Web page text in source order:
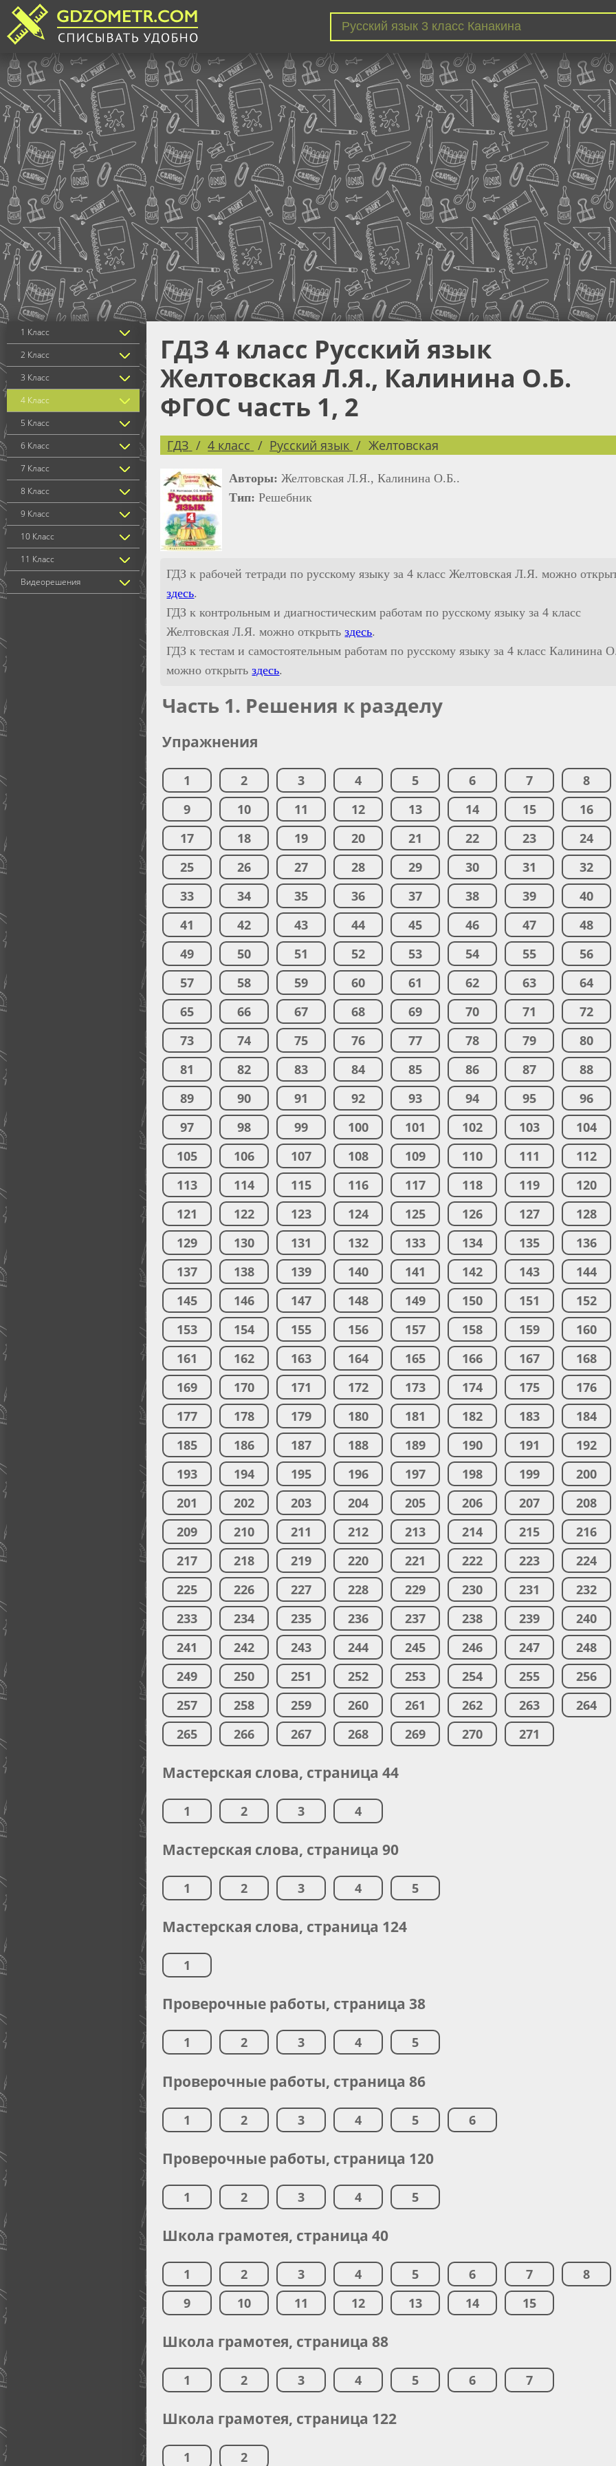
1 Класс
2 Класс
3 Класс
4 Класс
5 Класс
6 Класс
7 Класс
8 Класс
9 Класс
10 Класс
11 Класс
Видеорешения
ГДЗ 4 класс Русский язык
Желтовская Л.Я., Калинина О.Б.
ФГОС часть 1, 2
ГДЗ 4 класс Русский язык Желтовская
Авторы:Желтовская Л.Я., Калинина О.Б..
Тип: Решебник
ГДЗ к рабочей тетради по русскому языку за 4 класс Желтовская Л.Я. можно
здесь.
ГДЗ к контрольным и диагностическим работам по русскому языку за 4 класс
Желтовская Л.Я. можно открытьздесь.
ГДЗ к тестам и самостоятельным работам по русскому языку за 4 класс Калинина
можно открытьздесь.
Часть 1. Решения к разделу
Упражнения
1 2 3 4 5 6 7
8
9
10 11 12 13 14 15
16
17
18 19 20 21 22 23
24
25
26 27 28 29 30 31
32
33
34 35 36 37 38 39
40
41
42 43 44 45 46 47
48
49
50 51 52 53 54 55
56
57
58 59 60 61 62 63
64
65
66 67 68 69 70 71
72
73
74 75 76 77 78 79
80
81
82 83 84 85 86 87
88
89
90 91 92 93 94 95
96
97
98 99 100 101 102 103
104
105
106 107 108 109 110 111
112
113
114 115 116 117 118 119
120
121
122 123 124 125 126 127
128
129
130 131 132 133 134 135
136
137
138 139 140 141 142 143
144
145
146 147 148 149 150 151
152
153
154 155 156 157 158 159
160
161
162 163 164 165 166 167
168
169
170 171 172 173 174 175
176
177
178 179 180 181 182 183
184
185
186 187 188 189 190 191
192
193
194 195 196 197 198 199
200
201
202 203 204 205 206 207
208
209
210 211 212 213 214 215
216
217
218 219 220 221 222 223
224
225
226 227 228 229 230 231
232
233
234 235 236 237 238 239
240
241
242 243 244 245 246 247
248
249
250 251 252 253 254 255
256
257
258 259 260 261 262 263
264
265
266 267 268 269 270 271
Мастерская слова, страница 44
1 2 3 4
Мастерская слова, страница 90
1 2 3 4 5
Мастерская слова, страница 124
1
Проверочные работы, страница 38
1 2 3 4 5
Проверочные работы, страница 86
1 2 3 4 5 6
Проверочные работы, страница 120
1 2 3 4 5
Школа грамотея, страница 40
1 2 3 4 5 6 7
8
9
10 11 12 13 14 15
Школа грамотея, страница 88
1 2 3 4 5 6 7
Школа грамотея, страница 122
1 2